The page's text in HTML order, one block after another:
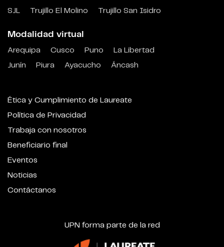
SJL
Trujillo El Molino Trujillo San Isidro
Modalidad virtual
Arequipa Cusco Puno
La Libertad
Junín
Piura Ayacucho Áncash
Ética y Cumplimiento de Laureate
Política de Privacidad
Trabaja con nosotros
Beneficiario final
Eventos
Noticias
Contáctanos
UPN forma parte de la red